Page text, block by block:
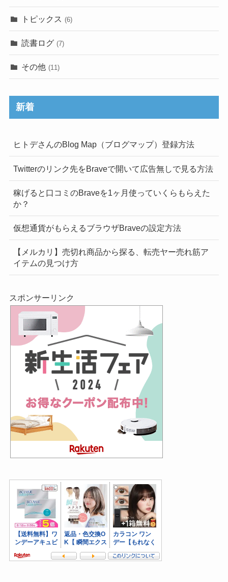
トピックス (6)
読書ログ (7)
その他 (11)
新着
ヒトデさんのBlog Map（ブログマップ）登録方法
Twitterのリンク先をBraveで開いて広告無しで見る方法
稼げると口コミのBraveを1ヶ月使っていくらもらえた
か？
仮想通貨がもらえるブラウザBraveの設定方法
【メルカリ】売切れ商品から探る、転売ヤー売れ筋ア
イテムの見つけ方
スポンサーリンク